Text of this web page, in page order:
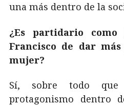
una más dentro de la
¿Es partidario
Francisco de dar
mujer?
Sí, sobre todo que
protagonismo dentro